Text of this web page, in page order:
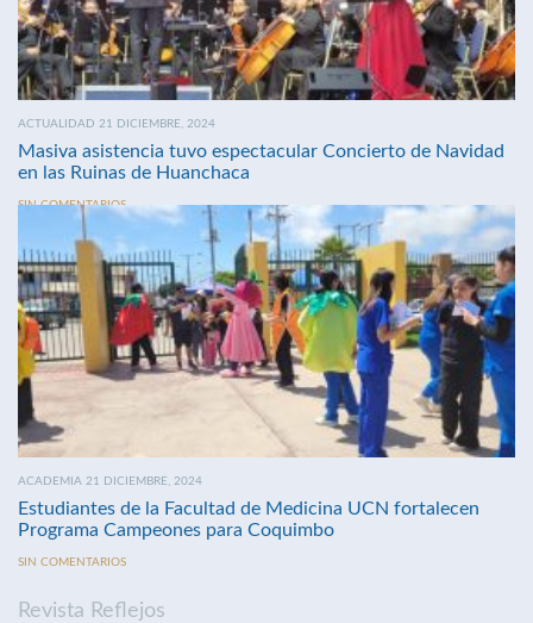
ACTUALIDAD 21 DICIEMBRE, 2024
Masiva asistencia tuvo espectacular Concierto de Navidad
en las Ruinas de Huanchaca
SIN COMENTARIOS
ACADEMIA 21 DICIEMBRE, 2024
Estudiantes de la Facultad de Medicina UCN fortalecen
Programa Campeones para Coquimbo
SIN COMENTARIOS
Revista Reflejos